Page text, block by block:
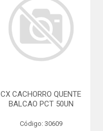
CX CACHORRO QUENTE
BALCAO PCT 50UN
Código: 30609